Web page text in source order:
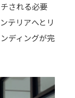
される必要
テリアへとリ
ディングが完